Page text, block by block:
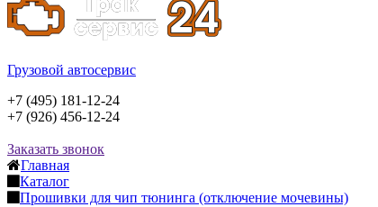
Грузовой автосервис
+7 (495) 181-12-24
+7 (926) 456-12-24
Заказать звонок
Главная
Каталог
Прошивки для чип тюнинга (отключение мочевины)